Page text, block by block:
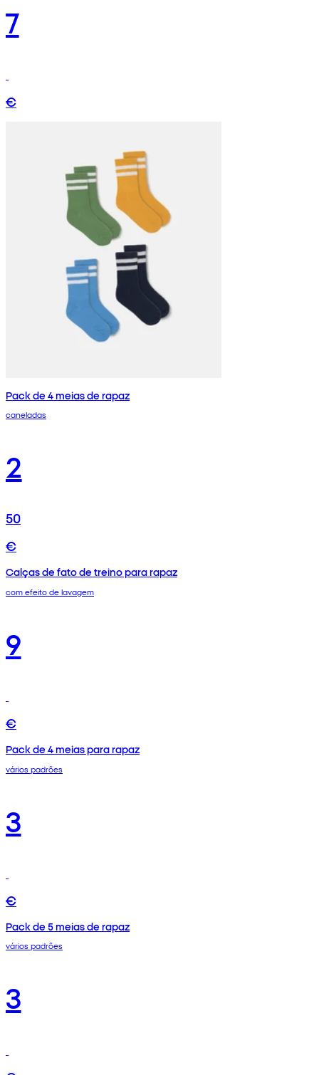
7
€
Pack de 4 meias de rapaz
caneladas
2
50
€
Calças de fato de treino para rapaz
com efeito de lavagem
9
€
Pack de 4 meias para rapaz
vários padrões
3
€
Pack de 5 meias de rapaz
vários padrões
3